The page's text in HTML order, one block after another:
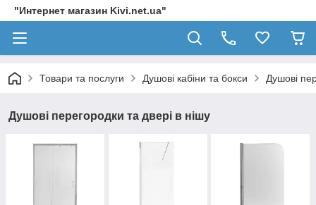
"Интернет магазин Kivi.net.ua"
Товари та послуги Душові кабіни та бокси Душові
Душові перегородки та двері в нішу